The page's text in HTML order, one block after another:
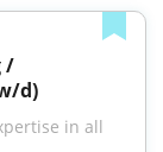
/
d)
in all